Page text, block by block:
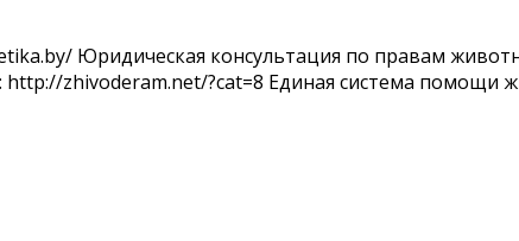
Юридическая консультация по правам
zhivoderam.net/?cat=8 Единая система помощи